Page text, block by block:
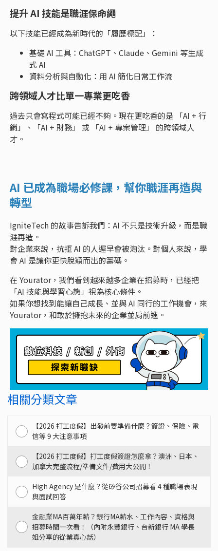
提升 AI 技能是職涯保命繩
以下技能已經成為新時代的「履歷標配」：
基礎 AI 工具：ChatGPT、Claude、Gemini 等生成
式 AI
資料分析與自動化：用 AI 簡化日常工作流
跨領域人才比單一專業更吃香
過去只會寫程式可能已經不夠。現在更吃香的是 「AI + 行
銷」、「AI + 財務」 或 「AI + 專案管理」 的跨領域人
才。
AI 已成為職場必修課，幫你職涯再造與
轉型
IgniteTech 的故事告訴我們：AI 不只是技術升級，而是職
涯再造。
對企業來說，抗拒 AI 的人遲早會被淘汰。對個人來說，學
會 AI 是讓你更快脫穎而出的籌碼。
在 Yourator，我們看到越來越多企業在招募時，已經把
「AI 技能與學習心態」視為核心條件。
如果你想找到能讓自己成長、並與 AI 同行的工作機會，來
Yourator，和敢於擁抱未來的企業並肩前進。
相關分類文章
【2026 打工度假】出發前要準備什麼？簽證、保險、電
信等 9 大注意事項
【2026 打工度假】打工度假簽證怎麼拿？澳洲、日本、
加拿大完整流程/準備文件/費用大公開！
High Agency 是什麼？從矽谷公司招募看 4 種職場表現
與面試回答
金融業MA百萬年薪？銀行MA薪水、工作內容、資格與
招募時間一次看！（內附永豐銀行、台新銀行 MA 學長
姐分享的從業真心話）